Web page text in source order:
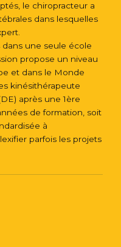
le chiropracteur a
dans lesquelles
dans une seule école
propose un niveau
et dans le Monde
kinésithérapeute
après une 1ère
de formation, soit
à
parfois les projets